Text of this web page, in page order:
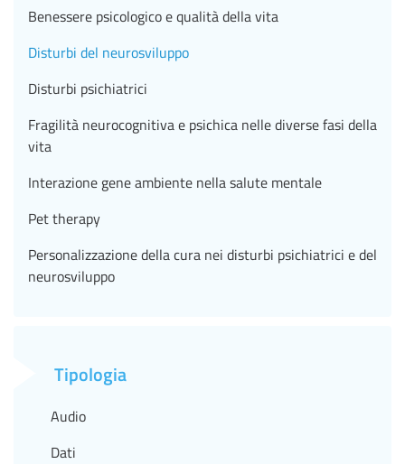
Benessere psicologico e qualità della vita
Disturbi del neurosviluppo
Disturbi psichiatrici
Fragilità neurocognitiva e psichica nelle diverse fasi della
vita
Interazione gene ambiente nella salute mentale
Pet therapy
Personalizzazione della cura nei disturbi psichiatrici e del
neurosviluppo
Tipologia
Audio
Dati